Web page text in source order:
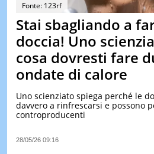
Fonte: 123rf
Stai sbagliando a
doccia! Uno
cosa dovresti fare
ondate di calore
Uno scienziato spiega perché le
davvero a rinfrescarsi e possono
controproducenti
28/05/26 09:16